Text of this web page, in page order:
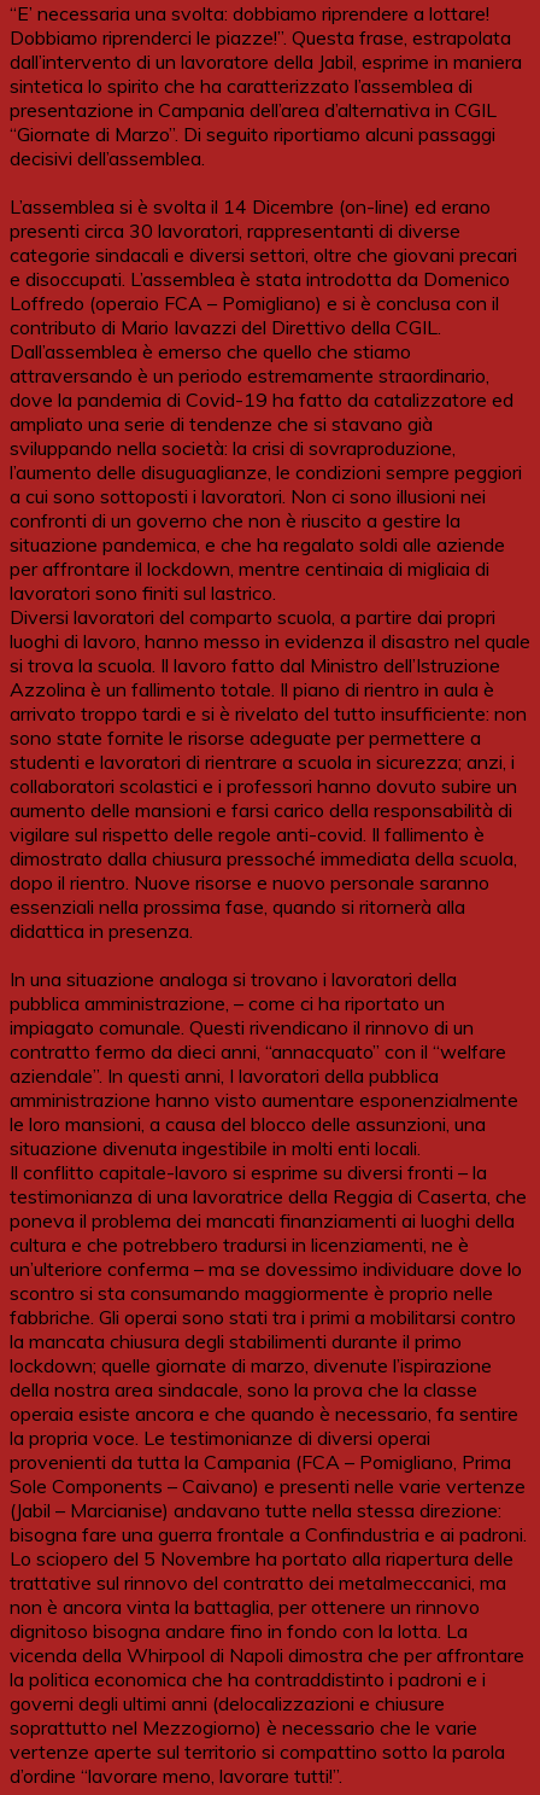
“E’ necessaria una svolta: dobbiamo riprendere a lottare!
Dobbiamo riprenderci le piazze!”. Questa frase, estrapolata
dall’intervento di un lavoratore della Jabil, esprime in maniera
sintetica lo spirito che ha caratterizzato l’assemblea di
presentazione in Campania dell’area d’alternativa in CGIL
“Giornate di Marzo”. Di seguito riportiamo alcuni passaggi
decisivi dell’assemblea.
L’assemblea si è svolta il 14 Dicembre (on-line) ed erano
presenti circa 30 lavoratori, rappresentanti di diverse
categorie sindacali e diversi settori, oltre che giovani precari
e disoccupati. L’assemblea è stata introdotta da Domenico
Loffredo (operaio FCA – Pomigliano) e si è conclusa con il
contributo di Mario Iavazzi del Direttivo della CGIL.
Dall’assemblea è emerso che quello che stiamo
attraversando è un periodo estremamente straordinario,
dove la pandemia di Covid-19 ha fatto da catalizzatore ed
ampliato una serie di tendenze che si stavano già
sviluppando nella società: la crisi di sovraproduzione,
l’aumento delle disuguaglianze, le condizioni sempre peggiori
a cui sono sottoposti i lavoratori. Non ci sono illusioni nei
confronti di un governo che non è riuscito a gestire la
situazione pandemica, e che ha regalato soldi alle aziende
per affrontare il lockdown, mentre centinaia di migliaia di
lavoratori sono finiti sul lastrico.
Diversi lavoratori del comparto scuola, a partire dai propri
luoghi di lavoro, hanno messo in evidenza il disastro nel quale
si trova la scuola. Il lavoro fatto dal Ministro dell’Istruzione
Azzolina è un fallimento totale. Il piano di rientro in aula è
arrivato troppo tardi e si è rivelato del tutto insufficiente: non
sono state fornite le risorse adeguate per permettere a
studenti e lavoratori di rientrare a scuola in sicurezza; anzi, i
collaboratori scolastici e i professori hanno dovuto subire un
aumento delle mansioni e farsi carico della responsabilità di
vigilare sul rispetto delle regole anti-covid. Il fallimento è
dimostrato dalla chiusura pressoché immediata della scuola,
dopo il rientro. Nuove risorse e nuovo personale saranno
essenziali nella prossima fase, quando si ritornerà alla
didattica in presenza.
In una situazione analoga si trovano i lavoratori della
pubblica amministrazione, – come ci ha riportato un
impiagato comunale. Questi rivendicano il rinnovo di un
contratto fermo da dieci anni, “annacquato” con il “welfare
aziendale”. In questi anni, I lavoratori della pubblica
amministrazione hanno visto aumentare esponenzialmente
le loro mansioni, a causa del blocco delle assunzioni, una
situazione divenuta ingestibile in molti enti locali.
Il conflitto capitale-lavoro si esprime su diversi fronti – la
testimonianza di una lavoratrice della Reggia di Caserta, che
poneva il problema dei mancati finanziamenti ai luoghi della
cultura e che potrebbero tradursi in licenziamenti, ne è
un’ulteriore conferma – ma se dovessimo individuare dove lo
scontro si sta consumando maggiormente è proprio nelle
fabbriche. Gli operai sono stati tra i primi a mobilitarsi contro
la mancata chiusura degli stabilimenti durante il primo
lockdown; quelle giornate di marzo, divenute l’ispirazione
della nostra area sindacale, sono la prova che la classe
operaia esiste ancora e che quando è necessario, fa sentire
la propria voce. Le testimonianze di diversi operai
provenienti da tutta la Campania (FCA – Pomigliano, Prima
Sole Components – Caivano) e presenti nelle varie vertenze
(Jabil – Marcianise) andavano tutte nella stessa direzione:
bisogna fare una guerra frontale a Confindustria e ai padroni.
Lo sciopero del 5 Novembre ha portato alla riapertura delle
trattative sul rinnovo del contratto dei metalmeccanici, ma
non è ancora vinta la battaglia, per ottenere un rinnovo
dignitoso bisogna andare fino in fondo con la lotta. La
vicenda della Whirpool di Napoli dimostra che per affrontare
la politica economica che ha contraddistinto i padroni e i
governi degli ultimi anni (delocalizzazioni e chiusure
soprattutto nel Mezzogiorno) è necessario che le varie
vertenze aperte sul territorio si compattino sotto la parola
d’ordine “lavorare meno, lavorare tutti!”.